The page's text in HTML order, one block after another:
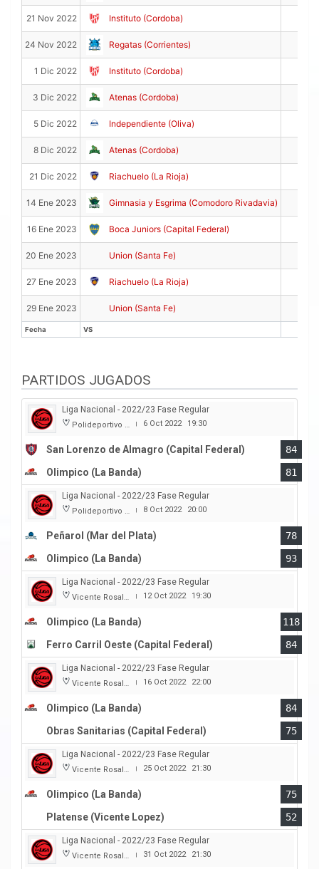
Fecha VS
21 Nov 2022 Instituto (Cordoba)
24 Nov 2022 Regatas (Corrientes)
1 Dic 2022 Instituto (Cordoba)
3 Dic 2022 Atenas (Cordoba)
5 Dic 2022 Independiente (Oliva)
8 Dic 2022 Atenas (Cordoba)
21 Dic 2022 Riachuelo (La Rioja)
14 Ene 2023 Gimnasia y Esgrima (Comodoro Rivadavia)
16 Ene 2023 Boca Juniors (Capital Federal)
20 Ene 2023 Union (Santa Fe)
27 Ene 2023 Riachuelo (La Rioja)
29 Ene 2023 Union (Santa Fe)
Fecha VS
PARTIDOS JUGADOS
Liga Nacional - 2022/23 Fase Regular
Polideportivo Roberto Pando | 6 Oct 2022 19:30
San Lorenzo de Almagro (Capital Federal)
84
Olimpico (La Banda)
81
Liga Nacional - 2022/23 Fase Regular
Polideportivo Islas Malvinas | 8 Oct 2022 20:00
Peñarol (Mar del Plata)
78
Olimpico (La Banda)
93
Liga Nacional - 2022/23 Fase Regular
Vicente Rosales | 12 Oct 2022 19:30
Olimpico (La Banda)
118
Ferro Carril Oeste (Capital Federal)
84
Liga Nacional - 2022/23 Fase Regular
Vicente Rosales | 16 Oct 2022 22:00
Olimpico (La Banda)
84
Obras Sanitarias (Capital Federal)
75
Liga Nacional - 2022/23 Fase Regular
Vicente Rosales | 25 Oct 2022 21:30
Olimpico (La Banda)
75
Platense (Vicente Lopez)
52
Liga Nacional - 2022/23 Fase Regular
Vicente Rosales | 31 Oct 2022 21:30